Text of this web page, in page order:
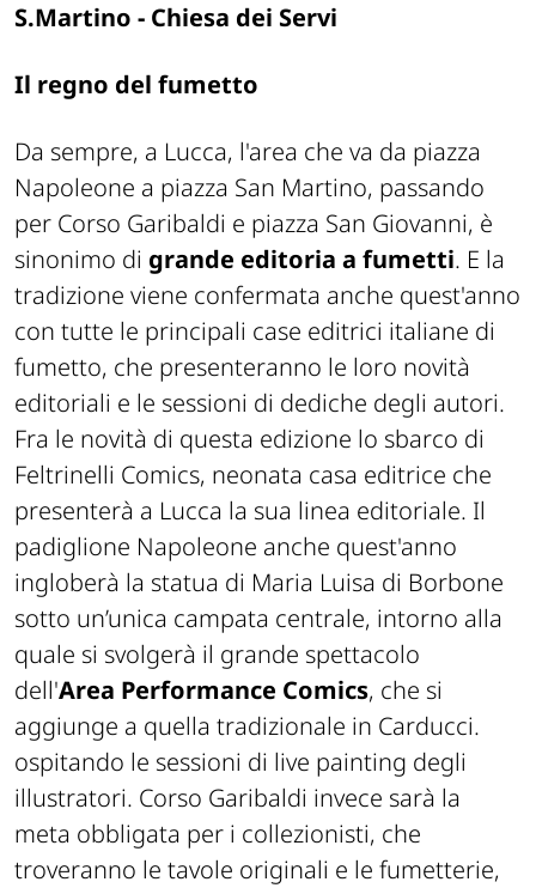
S.Martino - Chiesa dei Servi
Il regno del fumetto
Da sempre, a Lucca, l'area che va da piazza
Napoleone a piazza San Martino, passando
per Corso Garibaldi e piazza San Giovanni, è
sinonimo di grande editoria a fumetti. E la
tradizione viene confermata anche quest'anno
con tutte le principali case editrici italiane di
fumetto, che presenteranno le loro novità
editoriali e le sessioni di dediche degli autori.
Fra le novità di questa edizione lo sbarco di
Feltrinelli Comics, neonata casa editrice che
presenterà a Lucca la sua linea editoriale. Il
padiglione Napoleone anche quest'anno
ingloberà la statua di Maria Luisa di Borbone
sotto un’unica campata centrale, intorno alla
quale si svolgerà il grande spettacolo
dell'Area Performance Comics, che si
aggiunge a quella tradizionale in Carducci.
ospitando le sessioni di live painting degli
illustratori. Corso Garibaldi invece sarà la
meta obbligata per i collezionisti, che
troveranno le tavole originali e le fumetterie,